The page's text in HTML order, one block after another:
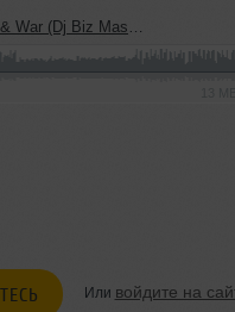
(Dj Biz Mashup)
Или войдите на